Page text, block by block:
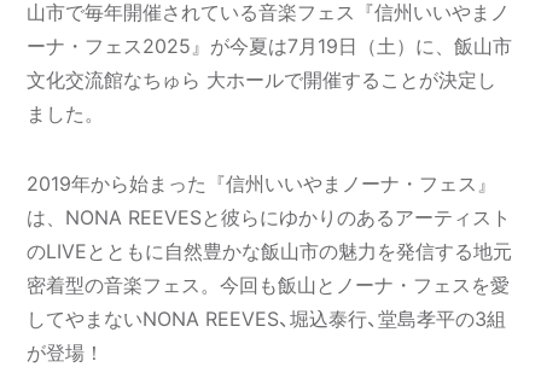
山市で毎年開催されている音楽フェス『信州いいやまノ
ーナ・フェス2025』が今夏は7月19日（土）に、飯山市
文化交流館なちゅら 大ホールで開催することが決定し
ました。
2019年から始まった『信州いいやまノーナ・フェス』
は、NONA REEVESと彼らにゆかりのあるアーティスト
のLIVEとともに自然豊かな飯山市の魅力を発信する地元
密着型の音楽フェス。今回も飯山とノーナ・フェスを愛
してやまないNONA REEVES、堀込泰行、堂島孝平の3組
が登場！